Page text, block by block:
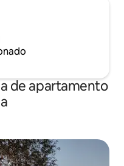
de apartamento